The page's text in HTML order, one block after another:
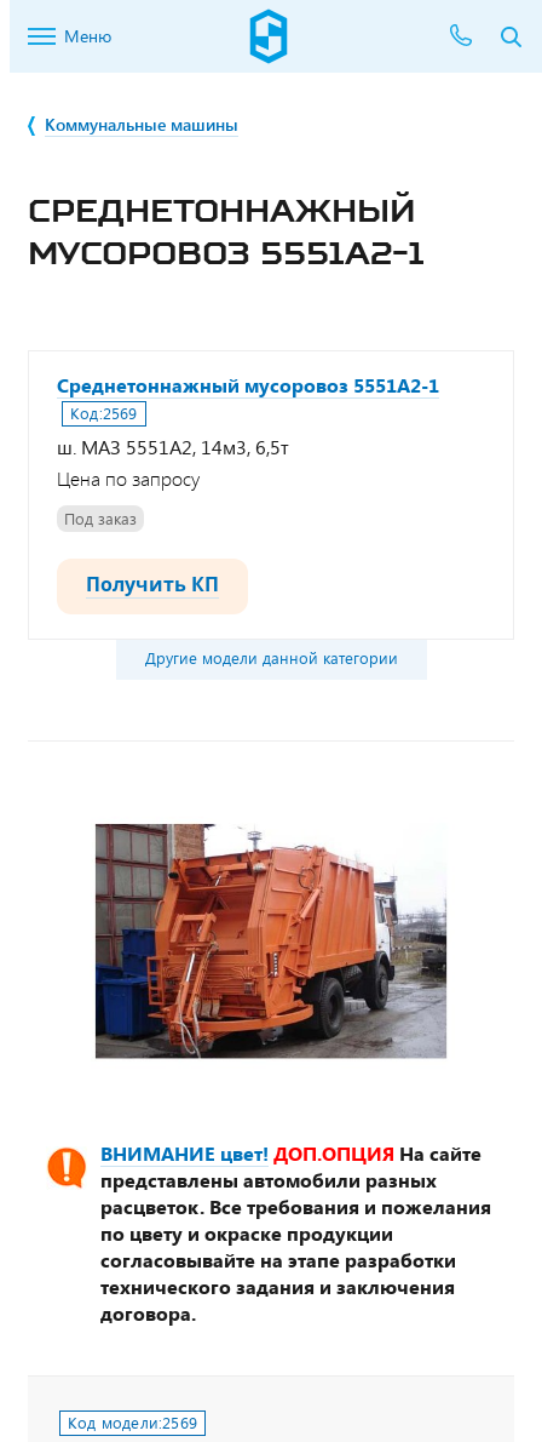
Меню
Коммунальные машины
СРЕДНЕТОННАЖНЫЙ
МУСОРОВОЗ 5551А2-1
Среднетоннажный мусоровоз 5551А2-1
Код:2569
ш. МАЗ 5551А2, 14м3, 6,5т
Цена по запросу
Под заказ
Получить КП
Другие модели данной категории
ВНИМАНИЕ цвет! ДОП.ОПЦИЯ На сайте
представлены автомобили разных
расцветок. Все требования и пожелания
по цвету и окраске продукции
согласовывайте на этапе разработки
технического задания и заключения
договора.
Код модели:2569